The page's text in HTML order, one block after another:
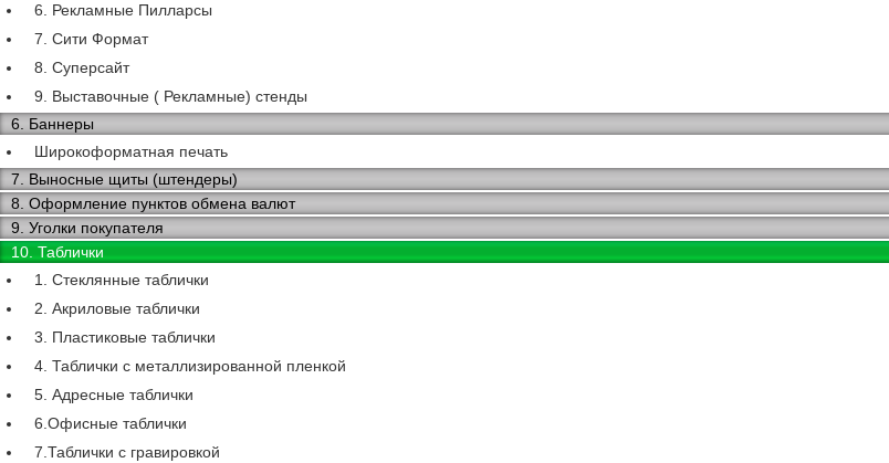
6. Рекламные Пилларсы
7. Сити Формат
8. Суперсайт
9. Выставочные ( Рекламные) стенды
6. Баннеры
Широкоформатная печать
7. Выносные щиты (штендеры)
8. Оформление пунктов обмена валют
9. Уголки покупателя
10. Таблички
1. Стеклянные таблички
2. Акриловые таблички
3. Пластиковые таблички
4. Таблички с металлизированной пленкой
5. Адресные таблички
6.Офисные таблички
7.Таблички с гравировкой